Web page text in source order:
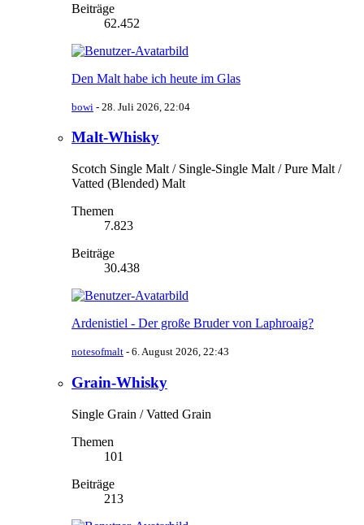
Beiträge
62.452
Den Malt habe ich heute im Glas
bowi - 28. Juli 2026, 22:04
Malt-Whisky
Scotch Single Malt / Single-Single Malt / Pure Malt /
Vatted (Blended) Malt
Themen
7.823
Beiträge
30.438
Ardenistiel - Der große Bruder von Laphroaig?
notesofmalt - 6. August 2026, 22:43
Grain-Whisky
Single Grain / Vatted Grain
Themen
101
Beiträge
213